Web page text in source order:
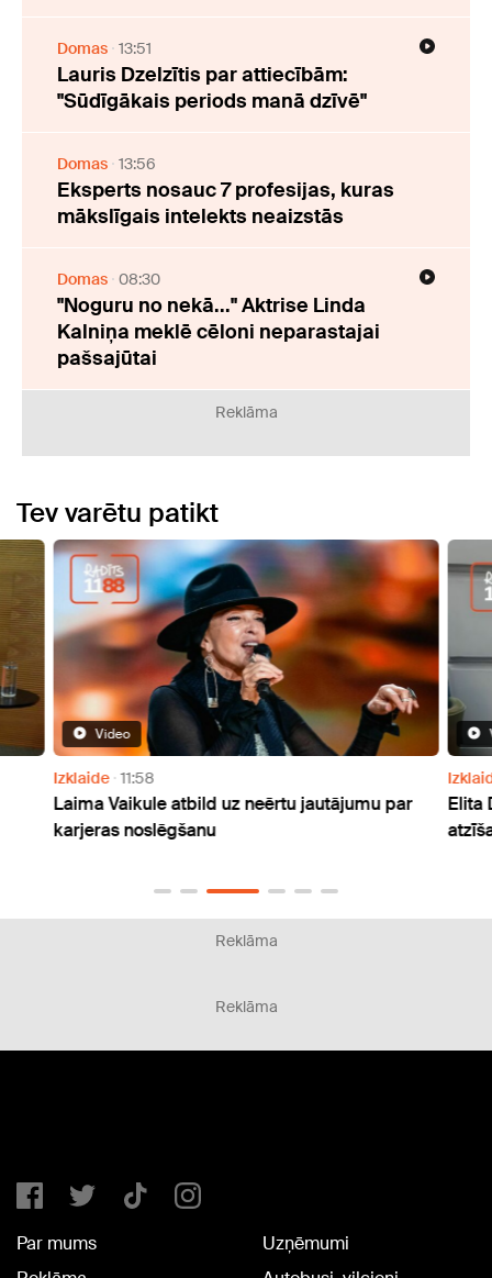
Domas 13:51
Lauris Dzelzītis par attiecībām:
"Sūdīgākais periods manā dzīvē"
Domas 13:56
Eksperts nosauc 7 profesijas, kuras
mākslīgais intelekts neaizstās
Domas 08:30
"Noguru no nekā..." Aktrise Linda
Kalniņa meklē cēloni neparastajai
pašsajūtai
Reklāma
Tev varētu patikt
Video
Izklaide 11:58
Laima Vaikule atbild uz neērtu jautājumu par
karjeras noslēgšanu
Elita
Reklāma
Reklāma
Par mums
Uzņēmumi